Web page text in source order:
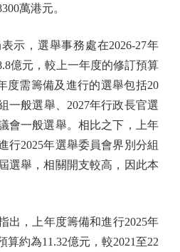
萬港元。
，選舉事務處在2026-27年
億元，較上一年度的修訂預算
度需籌備及進行的選舉包括20
一般選舉、2027年行政長官選
會一般選舉。相比之下，上年
行2025年選舉委員會界別分組
選舉，相關開支較高，因此本
，上年度籌備和進行2025年
算約為11.32億元，較2021至22